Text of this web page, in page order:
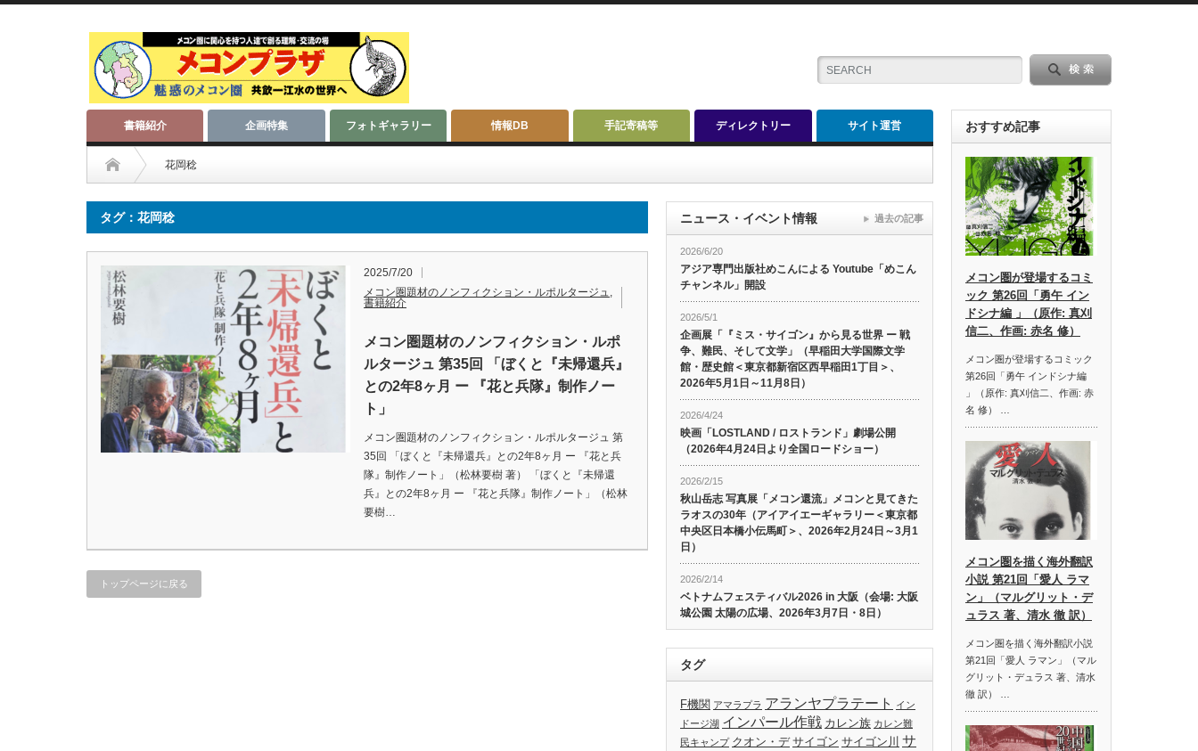
書籍紹介 企画特集 フォトギャラリー 情報DB 手記寄稿等 ディレクトリー サイト運営
花岡稔
タグ：花岡稔
2025/7/20
メコン圏題材のノンフィクション・ルポルタージュ,
書籍紹介
メコン圏題材のノンフィクション・ルポ
ルタージュ 第35回 「ぼくと『未帰還兵』
との2年8ヶ月 ー 『花と兵隊』制作ノー
ト」
メコン圏題材のノンフィクション・ルポルタージュ 第
35回 「ぼくと『未帰還兵』との2年8ヶ月 ー 『花と兵
隊』制作ノート」（松林要樹 著） 「ぼくと『未帰還
兵』との2年8ヶ月 ー 『花と兵隊』制作ノート」（松林
要樹…
トップページに戻る
ニュース・イベント情報
2026/6/20
アジア専門出版社めこんによる Youtube「めこん
チャンネル」開設
2026/5/1
企画展「『ミス・サイゴン』から見る世界 ー 戦
争、難民、そして文学」（早稲田大学国際文学
館・歴史館＜東京都新宿区西早稲田1丁目＞、
2026年5月1日～11月8日）
2026/4/24
映画「LOSTLAND / ロストランド」劇場公開
（2026年4月24日より全国ロードショー）
2026/2/15
秋山岳志 写真展「メコン還流」メコンと見てきた
ラオスの30年（アイアイエーギャラリー＜東京都
中央区日本橋小伝馬町＞、2026年2月24日～3月1
日）
2026/2/14
ベトナムフェスティバル2026 in 大阪（会場: 大阪
城公園 太陽の広場、2026年3月7日・8日）
過去の記事
タグ
F機関 アマラプラ アランヤプラテート
イン
ドージ湖 インパール作戦 カレン族 カレン難
民キャンプ クオン・デ サイゴン サイゴン川 サ
おすすめ記事
メコン圏が登場するコミ
ック 第26回「勇午 イン
ドシナ編 」（原作: 真刈
信二、作画: 赤名 修）
メコン圏が登場するコミック
第26回「勇午 インドシナ編
」（原作: 真刈信二、作画: 赤
名 修） …
メコン圏を描く海外翻訳
小説 第21回「愛人 ラマ
ン」（マルグリット・デ
ュラス 著、清水 徹 訳）
メコン圏を描く海外翻訳小説
第21回「愛人 ラマン」（マル
グリット・デュラス 著、清水
徹 訳） …